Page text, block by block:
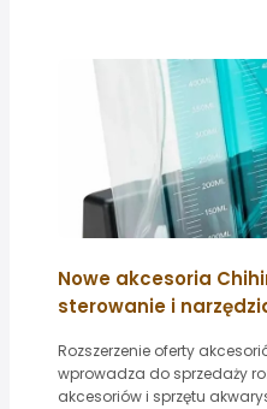
Nowe akcesoria
sterowanie i
Rozszerzenie oferty
wprowadza do sprzedaży
akcesoriów i sprzętu